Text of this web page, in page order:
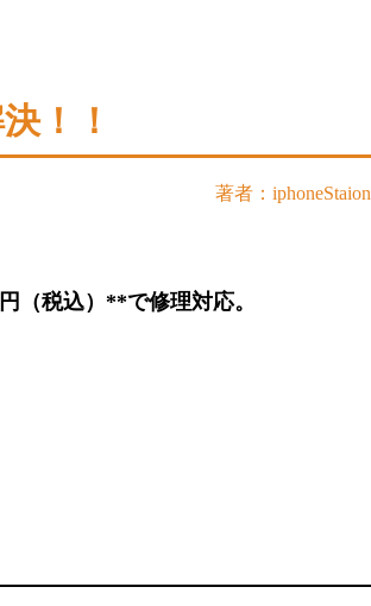
！！
著者：iphoneStaion
（税込）**で修理対応。